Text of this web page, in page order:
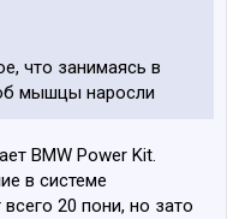
что занимаясь в
мышцы наросли
BMW Power Kit.
в системе
20 пони, но зато